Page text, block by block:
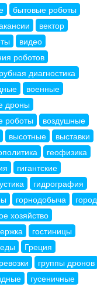
бытовые роботы
вектор
видео
роботов
диагностика
военные
дроны
роботы
воздушные
высотные
выставки
геофизика
гигантские
гидрография
горнодобыча
город
хозяйство
гостиницы
еды
Греция
группы дронов
гусеничные